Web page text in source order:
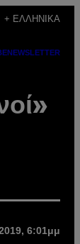
+ ΕΛΛΗΝΙΚΆ
NEWSLETTER
6:01μμ